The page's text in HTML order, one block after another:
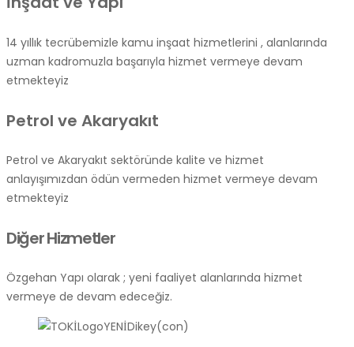
14 yıllık tecrübemizle kamu inşaat hizmetlerini , alanlarında
uzman kadromuzla başarıyla hizmet vermeye devam
etmekteyiz
Petrol ve Akaryakıt
Petrol ve Akaryakıt sektöründe kalite ve hizmet
anlayışımızdan ödün vermeden hizmet vermeye devam
etmekteyiz
Diğer Hizmetler
Özgehan Yapı olarak ; yeni faaliyet alanlarında hizmet
vermeye de devam edeceğiz.